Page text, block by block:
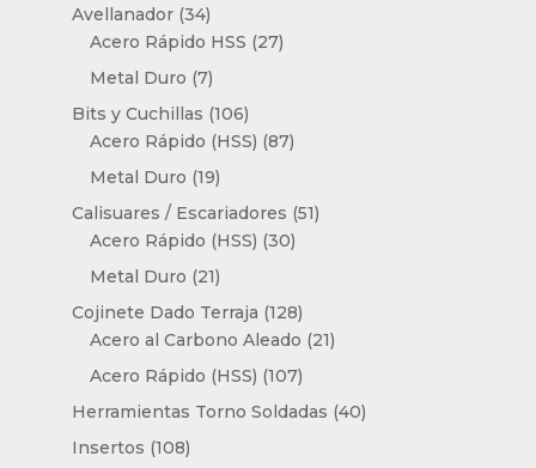
Avellanador 3434
productos
Acero Rápido HSS 2727
Metal Duro 77
productos
Bits y Cuchillas 106106
productos
Acero Rápido (HSS) 8787
Metal Duro 1919
productos
Calisuares / Escariadores 5151
Acero Rápido (HSS) 3030
Metal Duro 2121
productos
Cojinete Dado Terraja 128128
productos
Acero al Carbono Aleado 2121
Acero Rápido (HSS) 107107
productos
Herramientas Torno Soldadas 4040
Insertos 108108